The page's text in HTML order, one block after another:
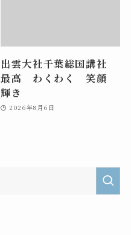
出雲大社千葉総国講社
最高 わくわく 笑顔
輝き
2026年8月6日